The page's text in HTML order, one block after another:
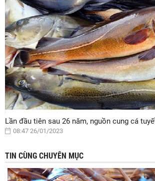
Lần đầu tiên sau 26 năm, nguồn cung cá
08:47 26/01/2023
TIN CÙNG CHUYÊN MỤC